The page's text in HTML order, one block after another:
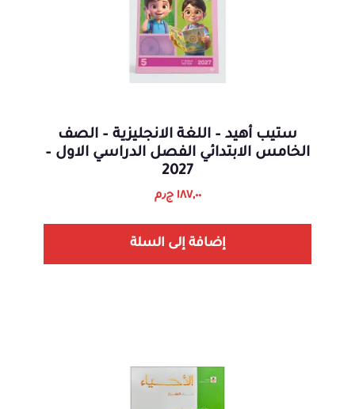
ستيب أهيد – اللغة الانجليزية – الصف
الخامس الابتدائي الفصل الدراسي الاول –
2027
١٨٧,٠٠ ج٫م
إضافة إلى السلة